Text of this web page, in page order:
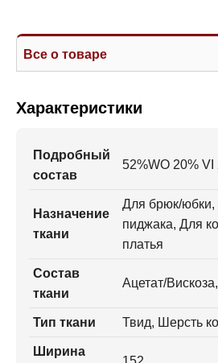
Все о товаре
Характеристики
Подробный
состав
52%WO 20% VI
Назначение
ткани
Для брюк/юбки,
пиджака, Для
платья
Состав
ткани
Ацетат/
Тип ткани Твид, Шерсть
Ширина